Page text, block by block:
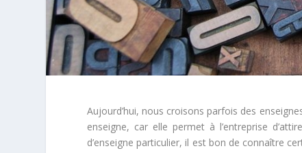
Aujourd’hui, nous croisons parfois des
enseigne, car elle permet à l’entreprise
d’enseigne particulier, il est bon de connaître